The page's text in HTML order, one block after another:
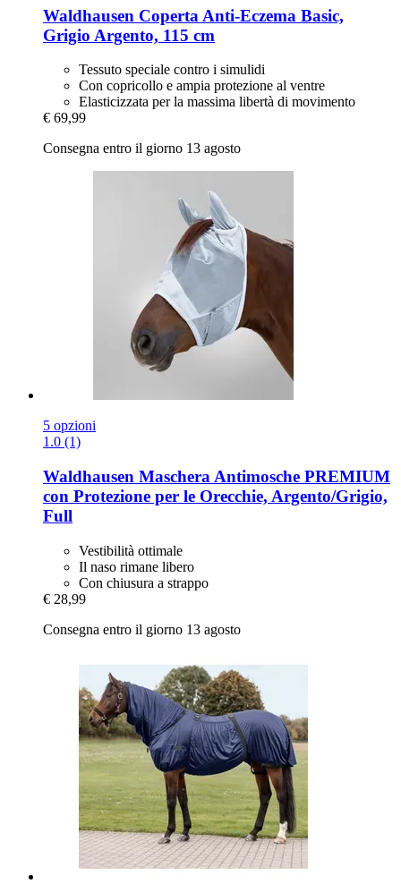
Waldhausen Coperta Anti-​Eczema Basic,
Grigio Argento, 115 cm
Tessuto speciale contro i simulidi
Con copricollo e ampia protezione al ventre
Elasticizzata per la massima libertà di movimento
€ 69,99
Consegna entro il giorno 13 agosto
5 opzioni
1.0 (1)
Waldhausen Maschera Antimosche PREMIUM
con Protezione per le Orecchie, Argento/Grigio,
Full
Vestibilità ottimale
Il naso rimane libero
Con chiusura a strappo
€ 28,99
Consegna entro il giorno 13 agosto